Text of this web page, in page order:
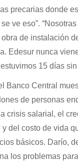
precarias donde
ve eso”.
de instalación
Edesur nunca
15 días
Banco Central
de personas
crisis salarial, el
del costo de vida
básicos. Darío,
los problemas